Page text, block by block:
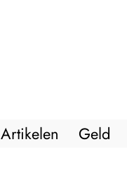
Artikelen Geld